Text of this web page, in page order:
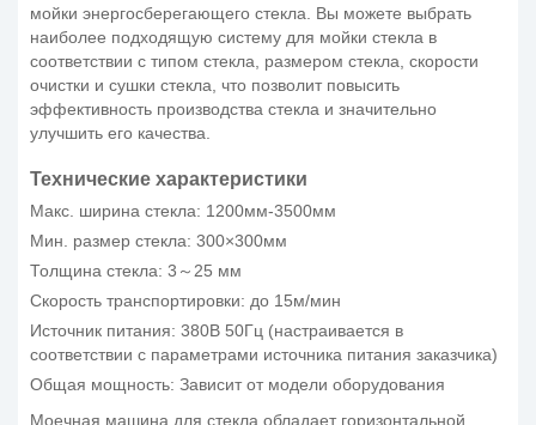
мойки энергосберегающего стекла. Вы можете выбрать
наиболее подходящую систему для мойки стекла в
соответствии с типом стекла, размером стекла, скорости
очистки и сушки стекла, что позволит повысить
эффективность производства стекла и значительно
улучшить его качества.
Технические характеристики
Макс. ширина стекла: 1200мм-3500мм
Мин. размер стекла: 300×300мм
Толщина стекла: 3～25 мм
Скорость транспортировки: до 15м/мин
Источник питания: 380В 50Гц (настраивается в
соответствии с параметрами источника питания заказчика)
Общая мощность: Зависит от модели оборудования
Моечная машина для стекла обладает горизонтальной